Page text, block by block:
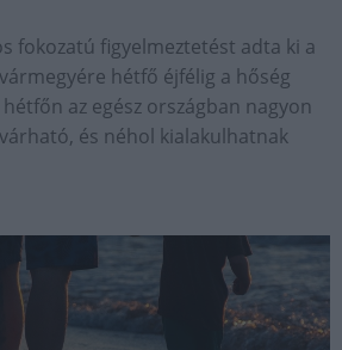
fokozatú figyelmeztetést adta ki a
hétfő éjfélig a hőség
az egész országban nagyon
és néhol kialakulhatnak